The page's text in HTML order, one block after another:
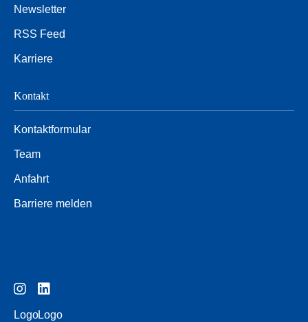
Newsletter
RSS Feed
Karriere
Kontakt
Kontaktformular
Team
Anfahrt
Barriere melden
LogoLogo